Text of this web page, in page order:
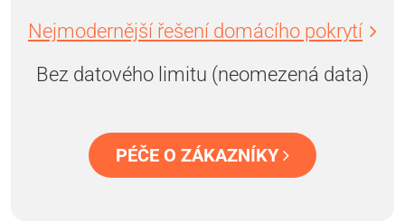
Nejmodernější řešení domácího pokrytí
Bez datového limitu (neomezená data)
PÉČE O ZÁKAZNÍKY